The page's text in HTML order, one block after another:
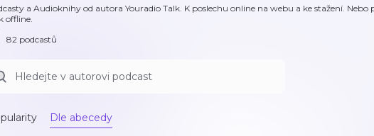
a Audioknihy od autora Youradio Talk. K poslechu online na webu a ke stažení. Nebo
offline.
82 podcastů
Dle abecedy